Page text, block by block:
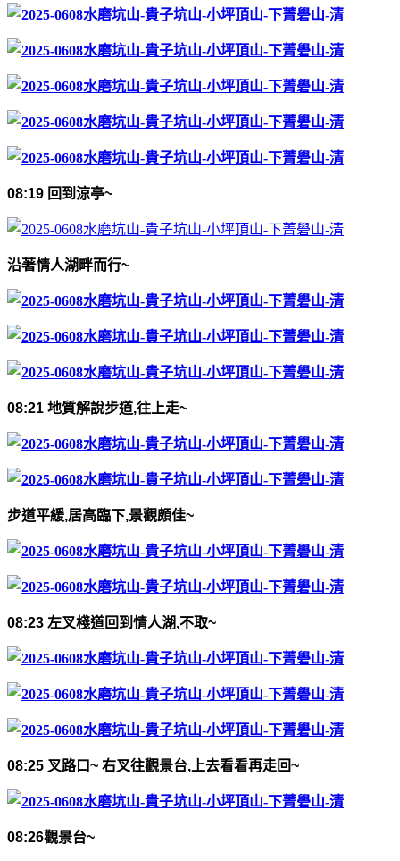
08:19 回到涼亭~
沿著情人湖畔而行~
08:21 地質解說步道,往上走~
步道平緩,居高臨下,景觀頗佳~
08:23 左叉棧道回到情人湖,不取~
08:25 叉路口~ 右叉往觀景台, 上去看看再走回~
08:26觀景台~